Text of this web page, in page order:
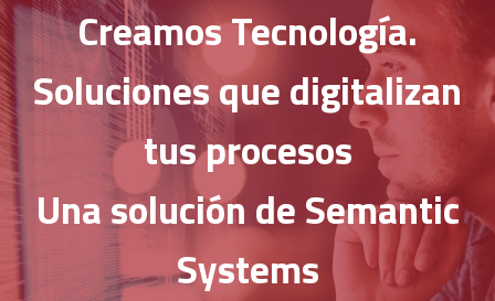
Creamos Tecnología.
Soluciones que digitalizan
tus procesos
Una solución de Semantic
Systems